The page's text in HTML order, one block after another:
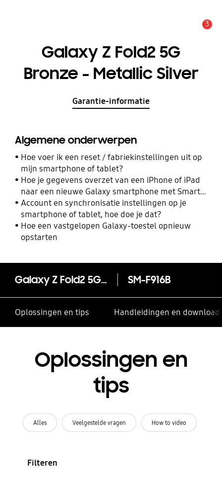
3
Galaxy Z Fold2 5G
Bronze - Metallic Silver
Garantie-informatie
Algemene onderwerpen
Hoe voer ik een reset / fabriekinstellingen uit op
mijn smartphone of tablet?
Hoe je gegevens overzet van een iPhone of iPad
naar een nieuwe Galaxy smartphone met Smart
Switch
Account en synchronisatie instellingen op je
smartphone of tablet, hoe doe je dat?
Hoe een vastgelopen Galaxy-toestel opnieuw
opstarten
Galaxy Z Fold2 5G Bronze - Metallic Silver SM-F916B
Oplossingen en tips Handleidingen en
Oplossingen en
tips
Alles Veelgestelde vragen How to video
Filteren